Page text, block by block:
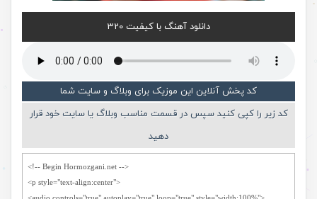
دانلود آهنگ با کیفیت 320
کد پخش آنلاین این موزیک برای وبلاگ و سایت شما
کد زیر را کپی کنید سپس در قسمت مناسب وبلاگ یا سایت خود قرار
دهید